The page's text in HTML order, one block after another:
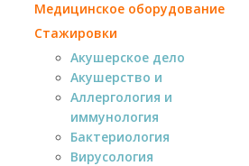
Медицинское оборудование
Стажировки
Акушерское дело
Акушерство и
Аллергология и
иммунология
Бактериология
Вирусология